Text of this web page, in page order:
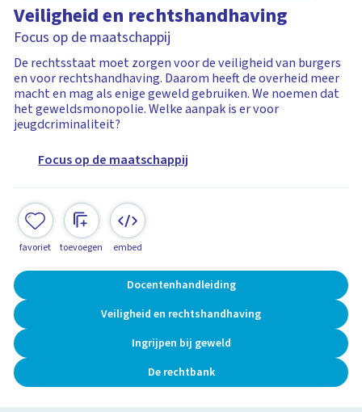
Veiligheid en rechtshandhaving
Focus op de maatschappij
De rechtsstaat moet zorgen voor de veiligheid van burgers
en voor rechtshandhaving. Daarom heeft de overheid meer
macht en mag als enige geweld gebruiken. We noemen dat
het geweldsmonopolie. Welke aanpak is er voor
jeugdcriminaliteit?
Focus op de maatschappij
favoriet toevoegen embed
Docentenhandleiding
Veiligheid en rechtshandhaving
Ingrijpen bij geweld
De rechtbank